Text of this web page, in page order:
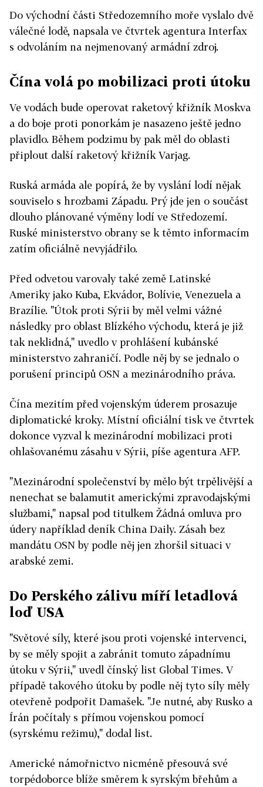
Do východní části Středozemního moře vyslalo dvě
válečné lodě, napsala ve čtvrtek agentura Interfax
s odvoláním na nejmenovaný armádní zdroj.
Čína volá po mobilizaci proti útoku
Ve vodách bude operovat raketový křižník Moskva
a do boje proti ponorkám je nasazeno ještě jedno
plavidlo. Během podzimu by pak měl do oblasti
připlout další raketový křižník Varjag.
Ruská armáda ale popírá, že by vyslání lodí nějak
souviselo s hrozbami Západu. Prý jde jen o součást
dlouho plánované výměny lodí ve Středozemí.
Ruské ministerstvo obrany se k těmto informacím
zatím oficiálně nevyjádřilo.
Před odvetou varovaly také země Latinské
Ameriky jako Kuba, Ekvádor, Bolívie, Venezuela a
Brazílie. "Útok proti Sýrii by měl velmi vážné
následky pro oblast Blízkého východu, která je již
tak neklidná," uvedlo v prohlášení kubánské
ministerstvo zahraničí. Podle něj by se jednalo o
porušení principů OSN a mezinárodního práva.
Čína mezitím před vojenským úderem prosazuje
diplomatické kroky. Místní oficiální tisk ve čtvrtek
dokonce vyzval k mezinárodní mobilizaci proti
ohlašovanému zásahu v Sýrii, píše agentura AFP.
"Mezinárodní společenství by mělo být trpělivější a
nenechat se balamutit americkými zpravodajskými
službami," napsal pod titulkem Žádná omluva pro
údery například deník China Daily. Zásah bez
mandátu OSN by podle něj jen zhoršil situaci v
arabské zemi.
Do Perského zálivu míří letadlová
loď USA
"Světové síly, které jsou proti vojenské intervenci,
by se měly spojit a zabránit tomuto západnímu
útoku v Sýrii," uvedl čínský list Global Times. V
případě takového útoku by podle něj tyto síly měly
otevřeně podpořit Damašek. "Je nutné, aby Rusko a
Írán počítaly s přímou vojenskou pomocí
(syrskému režimu)," dodal list.
Americké námořnictvo nicméně přesouvá své
torpédoborce blíže směrem k syrským břehům a